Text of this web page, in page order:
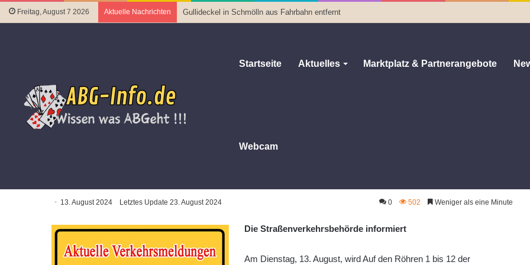
Freitag, August 7 2026 Aktuelle Nachrichten Gullideckel in Schmölln aus Fahrbahn entfernt
Startseite Aktuelles Marktplatz & Partnerangebote
Webcam
Aktuelles aus Altenburg & Altenburger Land | Am 13. August: Kanalinspektion Auf den Röhren
13. August 2024 Letztes Update 23. August 2024 0 502 Weniger als eine Minute
Die Straßenverkehrsbehörde informiert
Am Dienstag, 13. August, wird Auf den Röhren 1 bis 12 der